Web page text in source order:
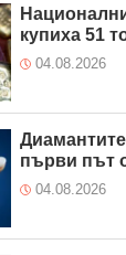
купиха 51
04.08.2026
първи път
04.08.2026